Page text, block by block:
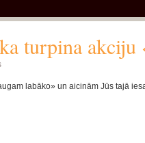
turpina akciju
labāko» un aicinām Jūs tajā